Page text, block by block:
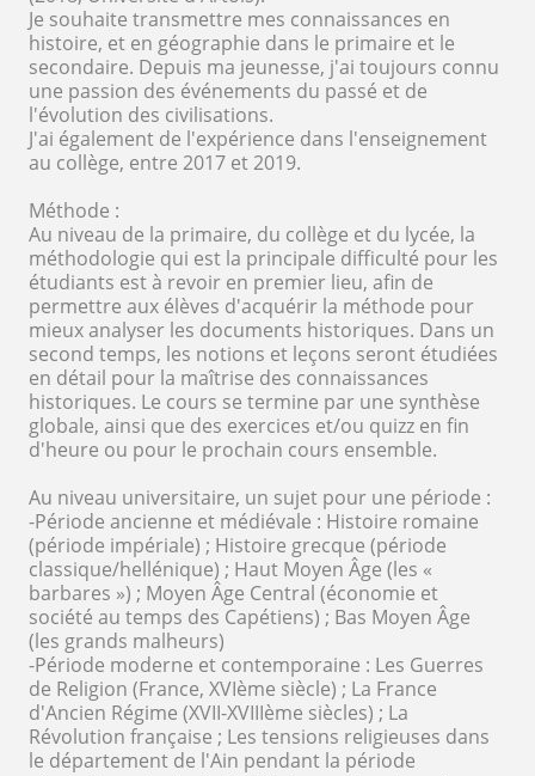
Je souhaite transmettre mes connaissances en
histoire, et en géographie dans le primaire et le
secondaire. Depuis ma jeunesse, j'ai toujours connu
une passion des événements du passé et de
l'évolution des civilisations.
J'ai également de l'expérience dans l'enseignement
au collège, entre 2017 et 2019.
Méthode :
Au niveau de la primaire, du collège et du lycée, la
méthodologie qui est la principale difficulté pour les
étudiants est à revoir en premier lieu, afin de
permettre aux élèves d'acquérir la méthode pour
mieux analyser les documents historiques. Dans un
second temps, les notions et leçons seront étudiées
en détail pour la maîtrise des connaissances
historiques. Le cours se termine par une synthèse
globale, ainsi que des exercices et/ou quizz en fin
d'heure ou pour le prochain cours ensemble.
Au niveau universitaire, un sujet pour une période :
-Période ancienne et médiévale : Histoire romaine
(période impériale) ; Histoire grecque (période
classique/hellénique) ; Haut Moyen Âge (les «
barbares ») ; Moyen Âge Central (économie et
société au temps des Capétiens) ; Bas Moyen Âge
(les grands malheurs)
-Période moderne et contemporaine : Les Guerres
de Religion (France, XVIème siècle) ; La France
d'Ancien Régime (XVII-XVIIIème siècles) ; La
Révolution française ; Les tensions religieuses dans
le département de l'Ain pendant la période